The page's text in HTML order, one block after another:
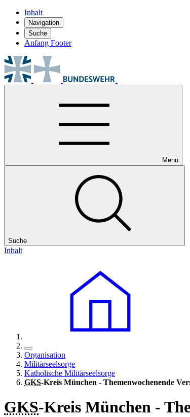
Inhalt
Navigation
Suche
Anfang Footer
Menü
Suche
Inhalt
Organisation
Militärseelsorge
Katholische Militärseelsorge
GKS-Kreis München - Themenwochenende
GKS-Kreis München -